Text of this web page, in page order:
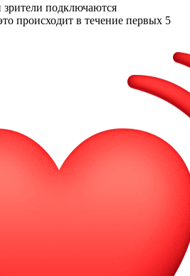
зрители подключаются
происходит в течение первых 5